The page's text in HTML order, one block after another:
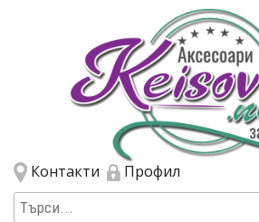
Премини към основното съдържание
Контакти Профил